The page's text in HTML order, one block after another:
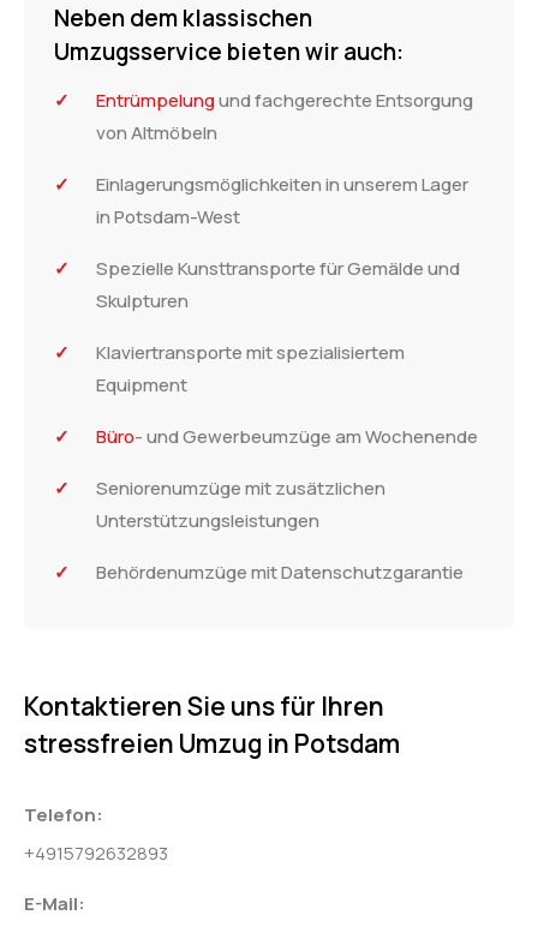
Neben dem klassischen
Umzugsservice bieten wir auch:
Entrümpelungund fachgerechte Entsorgung
von Altmöbeln
Einlagerungsmöglichkeiten in unserem Lager
in Potsdam-West
Spezielle Kunsttransporte für Gemälde und
Skulpturen
Klaviertransporte mit spezialisiertem
Equipment
Büro- und Gewerbeumzüge am Wochenende
Seniorenumzüge mit zusätzlichen
Unterstützungsleistungen
Behördenumzüge mit Datenschutzgarantie
Kontaktieren Sie uns für Ihren
stressfreien Umzug in Potsdam
Telefon:
+4915792632893
E-Mail: